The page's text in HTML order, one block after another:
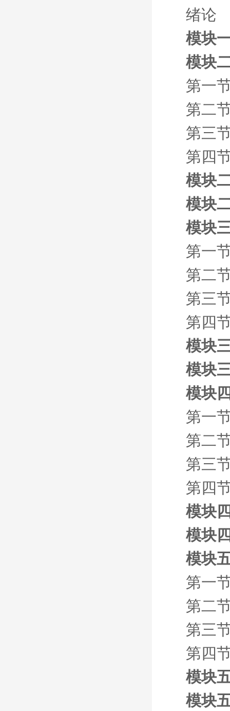
绪论
模块
模块
第一
第二
第三
第四
模块
模块
模块
第一
第二
第三
第四
模块
模块
模块
第一
第二
第三
第四
模块
模块
模块
第一
第二
第三
第四
模块
模块